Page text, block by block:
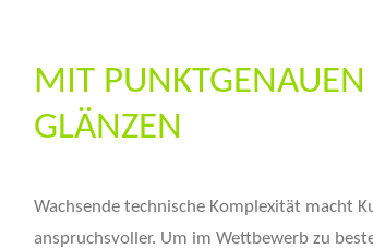
MIT PUNKTGENAUEN
GLÄNZEN
Wachsende technische Komplexität macht
anspruchsvoller. Um im Wettbewerb zu